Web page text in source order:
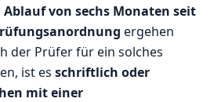
Ablauf von sechs Monaten seit
ergehen
der Prüfer für ein solches
ist esschriftlich oder
mit einer